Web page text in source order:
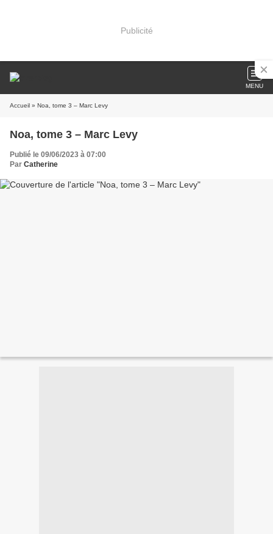
Publicité
MENU
Accueil » Noa, tome 3 – Marc Levy
Noa, tome 3 – Marc Levy
Publié le 09/06/2023 à 07:00
Par Catherine